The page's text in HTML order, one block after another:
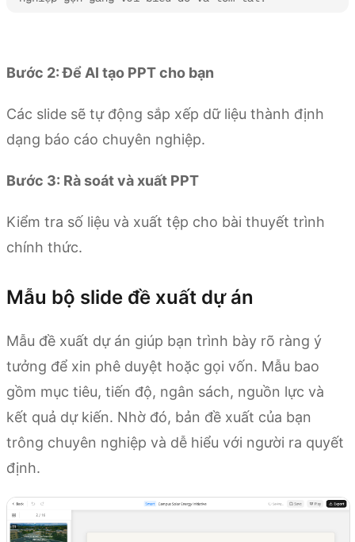
Bước 2: Để AI tạo PPT cho bạn
Các slide sẽ tự động sắp xếp dữ liệu thành định
dạng báo cáo chuyên nghiệp.
Bước 3: Rà soát và xuất PPT
Kiểm tra số liệu và xuất tệp cho bài thuyết trình
chính thức.
Mẫu bộ slide đề xuất dự án
Mẫu đề xuất dự án giúp bạn trình bày rõ ràng ý
tưởng để xin phê duyệt hoặc gọi vốn. Mẫu bao
gồm mục tiêu, tiến độ, ngân sách, nguồn lực và
kết quả dự kiến. Nhờ đó, bản đề xuất của bạn
trông chuyên nghiệp và dễ hiểu với người ra quyết
định.